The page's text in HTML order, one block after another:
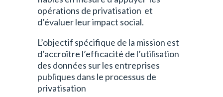
opérations de privatisation et
d’évaluer leur impact social.
L’objectif spécifique de la mission est
d’accroître l’efficacité de l’utilisation
des données sur les entreprises
publiques dans le processus de
privatisation